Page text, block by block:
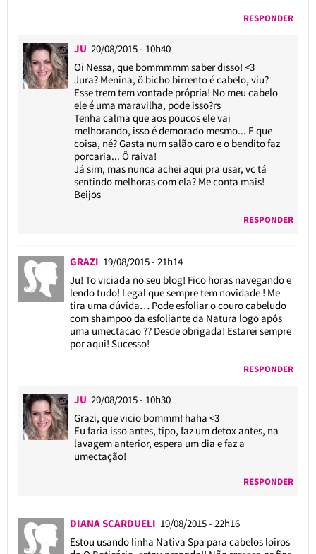
RESPONDER
JU 20/08/2015 - 10h40
Oi Nessa, que bommmmm saber disso! <3
Jura? Menina, ô bicho birrento é cabelo, viu?
Esse trem tem vontade própria! No meu cabelo
ele é uma maravilha, pode isso?rs
Tenha calma que aos poucos ele vai
melhorando, isso é demorado mesmo... E que
coisa, né? Gasta num salão caro e o bendito faz
porcaria... Ô raiva!
Já sim, mas nunca achei aqui pra usar, vc tá
sentindo melhoras com ela? Me conta mais!
Beijos
RESPONDER
GRAZI 19/08/2015 - 21h14
Ju! To viciada no seu blog! Fico horas navegando e
lendo tudo! Legal que sempre tem novidade ! Me
tira uma dúvida… Pode esfoliar o couro cabeludo
com shampoo da esfoliante da Natura logo após
uma umectacao ?? Desde obrigada! Estarei sempre
por aqui! Sucesso!
RESPONDER
JU 20/08/2015 - 10h30
Grazi, que vicio bommm! haha <3
Eu faria isso antes, tipo, faz um detox antes, na
lavagem anterior, espera um dia e faz a
umectação!
RESPONDER
DIANA SCARDUELI 19/08/2015 - 22h16
Estou usando linha Nativa Spa para cabelos loiros